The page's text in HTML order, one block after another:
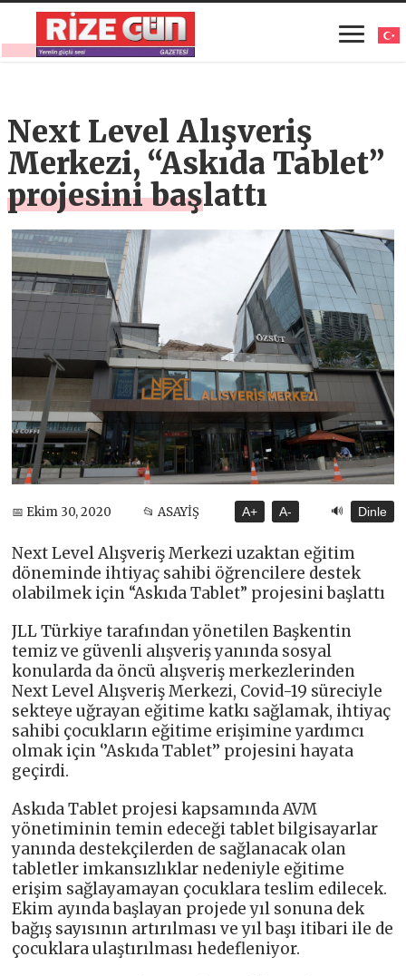
Next Level Alışveriş
Merkezi, “Askıda Tablet”
projesini başlattı
📅 Ekim 30, 2020 📂 ASAYİŞ A+ A- 🔊 Dinle
Next Level Alışveriş Merkezi uzaktan eğitim
döneminde ihtiyaç sahibi öğrencilere destek
olabilmek için “Askıda Tablet” projesini başlattı
JLL Türkiye tarafından yönetilen Başkentin
temiz ve güvenli alışveriş yanında sosyal
konularda da öncü alışveriş merkezlerinden
Next Level Alışveriş Merkezi, Covid-19 süreciyle
sekteye uğrayan eğitime katkı sağlamak, ihtiyaç
sahibi çocukların eğitime erişimine yardımcı
olmak için ‘’Askıda Tablet’’ projesini hayata
geçirdi.
Askıda Tablet projesi kapsamında AVM
yönetiminin temin edeceği tablet bilgisayarlar
yanında destekçilerden de sağlanacak olan
tabletler imkansızlıklar nedeniyle eğitime
erişim sağlayamayan çocuklara teslim edilecek.
Ekim ayında başlayan projede yıl sonuna dek
bağış sayısının artırılması ve yıl başı itibari ile de
çocuklara ulaştırılması hedefleniyor.